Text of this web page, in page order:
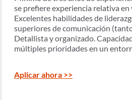
se prefiere experiencia relativa
Excelentes habilidades de
superiores de comunicación
Detallista y organizado.
múltiples prioridades en un
Aplicar ahora >>